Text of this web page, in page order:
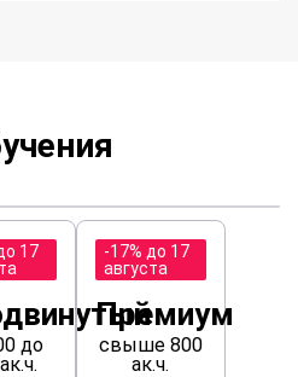
17
до
-17% до 17
августа
Премиум
свыше 800
ак.ч.